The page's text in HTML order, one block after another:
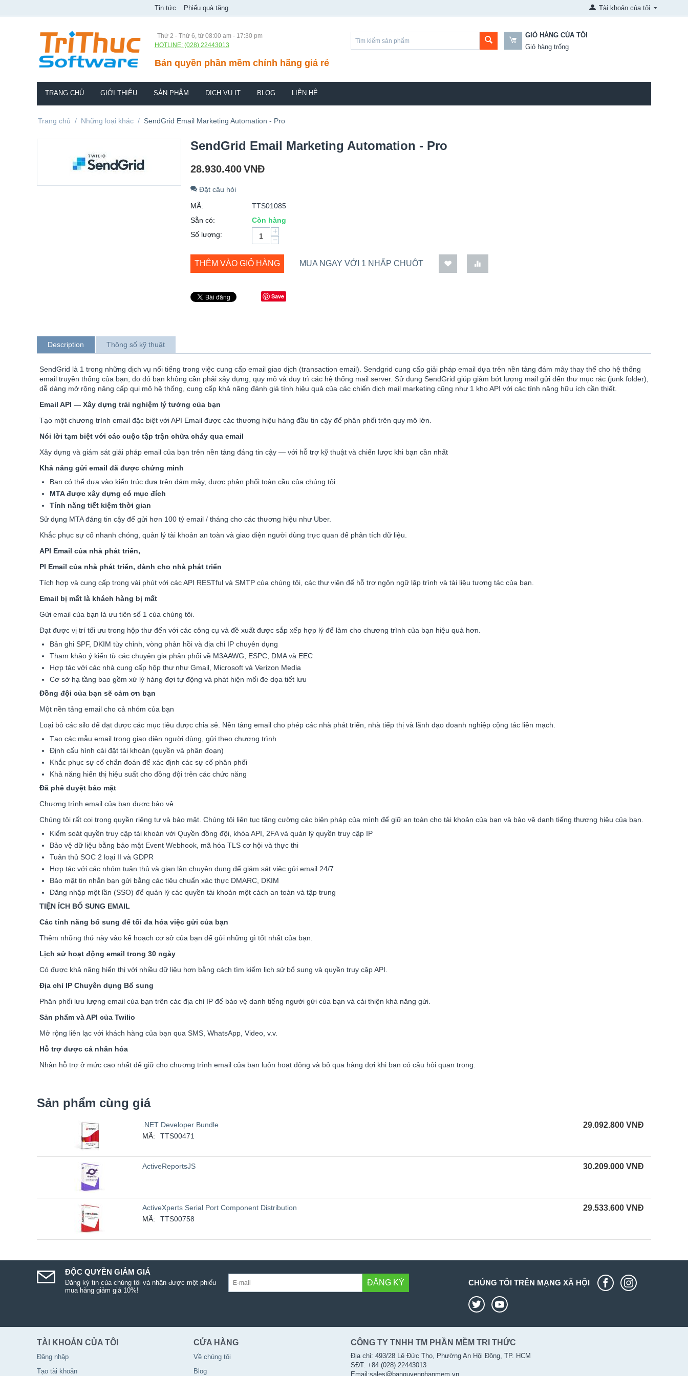
Tin tức Phiếu quà tặng Tài khoản của tôi
Thứ 2 - Thứ 6, từ 08:00 am - 17:30 pm
HOTLINE: (028) 22443013
Bản quyền phần mềm chính hãng giá rẻ
GIỎ HÀNG CỦA TÔI
Giỏ hàng trống
TRANG CHỦ GIỚI THIỆU SẢN PHẨM DỊCH VỤ IT BLOG LIÊN HỆ
Trang chủ / Những loại khác / SendGrid Email Marketing Automation - Pro
SendGrid Email Marketing Automation - Pro
28.930.400VNĐ
Đặt câu hỏi
MÃ:
TTS01085
Sẵn có:
Còn hàng
Số lượng:
+
−
THÊM VÀO GIỎ HÀNG MUA NGAY VỚI 1 NHẤP CHUỘT
Save
Description Thông số kỹ thuật
SendGrid là 1 trong những dịch vụ nổi tiếng trong việc cung cấp email giao dịch (transaction email). Sendgrid cung cấp giải pháp email dựa trên nền tảng đám mây thay thế cho hệ thống
email truyền thống của bạn, do đó bạn không cần phải xây dựng, quy mô và duy trì các hệ thống mail server. Sử dụng SendGrid giúp giảm bớt lượng mail gửi đến thư mục rác (junk folder),
dễ dàng mở rộng nâng cấp qui mô hệ thống, cung cấp khả năng đánh giá tính hiệu quả của các chiến dịch mail marketing cũng như 1 kho API với các tính năng hữu ích cần thiết.
Email API — Xây dựng trải nghiệm lý tưởng của bạn
Tạo một chương trình email đặc biệt với API Email được các thương hiệu hàng đầu tin cậy để phân phối trên quy mô lớn.
Nói lời tạm biệt với các cuộc tập trận chữa cháy qua email
Xây dựng và giám sát giải pháp email của bạn trên nền tảng đáng tin cậy — với hỗ trợ kỹ thuật và chiến lược khi bạn cần nhất
Khả năng gửi email đã được chứng minh
Bạn có thể dựa vào kiến trúc dựa trên đám mây, được phân phối toàn cầu của chúng tôi.
MTA được xây dựng có mục đích
Tính năng tiết kiệm thời gian
Sử dụng MTA đáng tin cậy để gửi hơn 100 tỷ email / tháng cho các thương hiệu như Uber.
Khắc phục sự cố nhanh chóng, quản lý tài khoản an toàn và giao diện người dùng trực quan để phân tích dữ liệu.
API Email của nhà phát triển,
PI Email của nhà phát triển, dành cho nhà phát triển
Tích hợp và cung cấp trong vài phút với các API RESTful và SMTP của chúng tôi, các thư viện để hỗ trợ ngôn ngữ lập trình và tài liệu tương tác của bạn.
Email bị mất là khách hàng bị mất
Gửi email của bạn là ưu tiên số 1 của chúng tôi.
Đạt được vị trí tối ưu trong hộp thư đến với các công cụ và đề xuất được sắp xếp hợp lý để làm cho chương trình của bạn hiệu quả hơn.
Bản ghi SPF, DKIM tùy chỉnh, vòng phản hồi và địa chỉ IP chuyên dụng
Tham khảo ý kiến từ các chuyên gia phân phối về M3AAWG, ESPC, DMA và EEC
Hợp tác với các nhà cung cấp hộp thư như Gmail, Microsoft và Verizon Media
Cơ sở hạ tầng bao gồm xử lý hàng đợi tự động và phát hiện mối đe dọa tiết lưu
Đồng đội của bạn sẽ cảm ơn bạn
Một nền tảng email cho cả nhóm của bạn
Loại bỏ các silo để đạt được các mục tiêu được chia sẻ. Nền tảng email cho phép các nhà phát triển, nhà tiếp thị và lãnh đạo doanh nghiệp cộng tác liền mạch.
Tạo các mẫu email trong giao diện người dùng, gửi theo chương trình
Định cấu hình cài đặt tài khoản (quyền và phân đoạn)
Khắc phục sự cố chẩn đoán để xác định các sự cố phân phối
Khả năng hiển thị hiệu suất cho đồng đội trên các chức năng
Đã phê duyệt bảo mật
Chương trình email của bạn được bảo vệ.
Chúng tôi rất coi trọng quyền riêng tư và bảo mật. Chúng tôi liên tục tăng cường các biện pháp của mình để giữ an toàn cho tài khoản của bạn và bảo vệ danh tiếng thương hiệu của bạn.
Kiểm soát quyền truy cập tài khoản với Quyền đồng đội, khóa API, 2FA và quản lý quyền truy cập IP
Bảo vệ dữ liệu bằng bảo mật Event Webhook, mã hóa TLS cơ hội và thực thi
Tuân thủ SOC 2 loại II và GDPR
Hợp tác với các nhóm tuân thủ và gian lận chuyên dụng để giám sát việc gửi email 24/7
Bảo mật tin nhắn bạn gửi bằng các tiêu chuẩn xác thực DMARC, DKIM
Đăng nhập một lần (SSO) để quản lý các quyền tài khoản một cách an toàn và tập trung
TIỆN ÍCH BỔ SUNG EMAIL
Các tính năng bổ sung để tối đa hóa việc gửi của bạn
Thêm những thứ này vào kế hoạch cơ sở của bạn để gửi những gì tốt nhất của bạn.
Lịch sử hoạt động email trong 30 ngày
Có được khả năng hiển thị với nhiều dữ liệu hơn bằng cách tìm kiếm lịch sử bổ sung và quyền truy cập API.
Địa chỉ IP Chuyên dụng Bổ sung
Phân phối lưu lượng email của bạn trên các địa chỉ IP để bảo vệ danh tiếng người gửi của bạn và cải thiện khả năng gửi.
Sản phẩm và API của Twilio
Mở rộng liên lạc với khách hàng của bạn qua SMS, WhatsApp, Video, v.v.
Hỗ trợ được cá nhân hóa
Nhận hỗ trợ ở mức cao nhất để giữ cho chương trình email của bạn luôn hoạt động và bỏ qua hàng đợi khi bạn có câu hỏi quan trọng.
Sản phẩm cùng giá
.NET Developer Bundle
MÃ:
TTS00471
29.092.800 VNĐ
ActiveReportsJS 30.209.000 VNĐ
ActiveXperts Serial Port Component Distribution
MÃ:
TTS00758
29.533.600 VNĐ
ĐỘC QUYỀN GIẢM GIÁ
Đăng ký tin của chúng tôi và nhận được một phiếu
mua hàng giảm giá 10%!
ĐĂNG KÝ CHÚNG TÔI TRÊN MẠNG XÃ HỘI
TÀI KHOẢN CỦA TÔI
Đăng nhập
Tạo tài khoản
CỬA HÀNG
Về chúng tôi
Blog
CÔNG TY TNHH TM PHẦN MỀM TRI THỨC
Địa chỉ: 493/28 Lê Đức Thọ, Phường An Hội Đông, TP. HCM
SĐT: +84 (028) 22443013
Email:sales@banquyenphanmem.vn